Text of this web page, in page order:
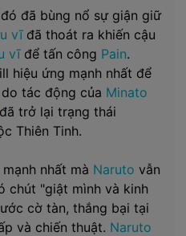
đã bùng nổ sự giận giữ
vĩđã thoát ra khiến cậu
vĩđể tấn công Pain.
hiệu ứng mạnh nhất để
tác động của Minato
đã trở lại trạng thái
Thiên Tinh.
nhất mà Naruto vẫn
chút "giật mình và kinh
cờ tàn, thắng bại tại
và chiến thuật. Naruto